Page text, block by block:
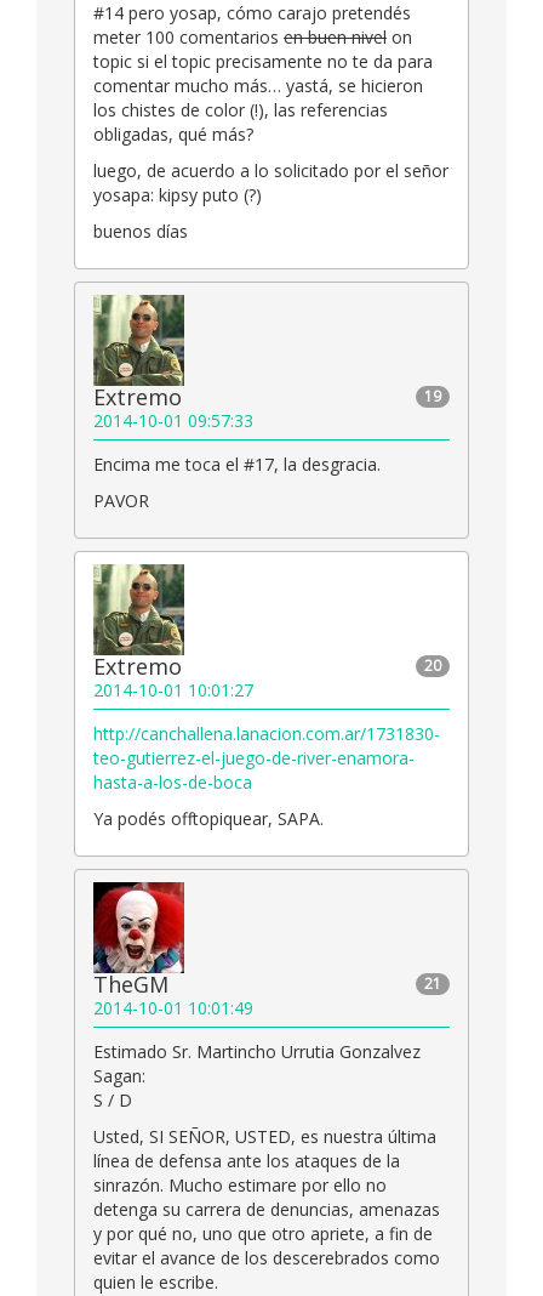
#14 pero yosap, cómo carajo pretendés
meter 100 comentarios en buen nivel on
topic si el topic precisamente no te da para
comentar mucho más… yastá, se hicieron
los chistes de color (!), las referencias
obligadas, qué más?
luego, de acuerdo a lo solicitado por el señor
yosapa: kipsy puto (?)
buenos días
19
Extremo
2014-10-01 09:57:33
Encima me toca el #17, la desgracia.
PAVOR
20
Extremo
2014-10-01 10:01:27
http://canchallena.lanacion.com.ar/1731830-
teo-gutierrez-el-juego-de-river-enamora-
hasta-a-los-de-boca
Ya podés offtopiquear, SAPA.
21
TheGM
2014-10-01 10:01:49
Estimado Sr. Martincho Urrutia Gonzalvez
Sagan:
S / D
Usted, SI SEÑOR, USTED, es nuestra última
línea de defensa ante los ataques de la
sinrazón. Mucho estimare por ello no
detenga su carrera de denuncias, amenazas
y por qué no, uno que otro apriete, a fin de
evitar el avance de los descerebrados como
quien le escribe.